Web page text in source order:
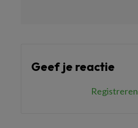
Geef je reactie
Registreren